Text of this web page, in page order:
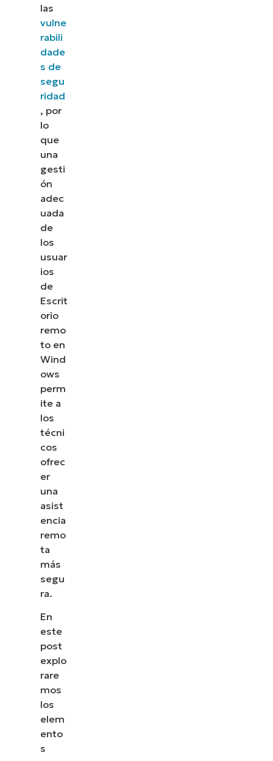
remoto
las
vulne
rabili
dade
s de
segu
ridad
, por
lo
que
una
gesti
ón
adec
uada
de
los
usuar
ios
de
Escrit
orio
remo
to en
Wind
ows
perm
ite a
los
técni
cos
ofrec
er
una
asist
encia
remo
ta
más
segu
ra.
En
este
post
explo
rare
mos
los
elem
ento
s